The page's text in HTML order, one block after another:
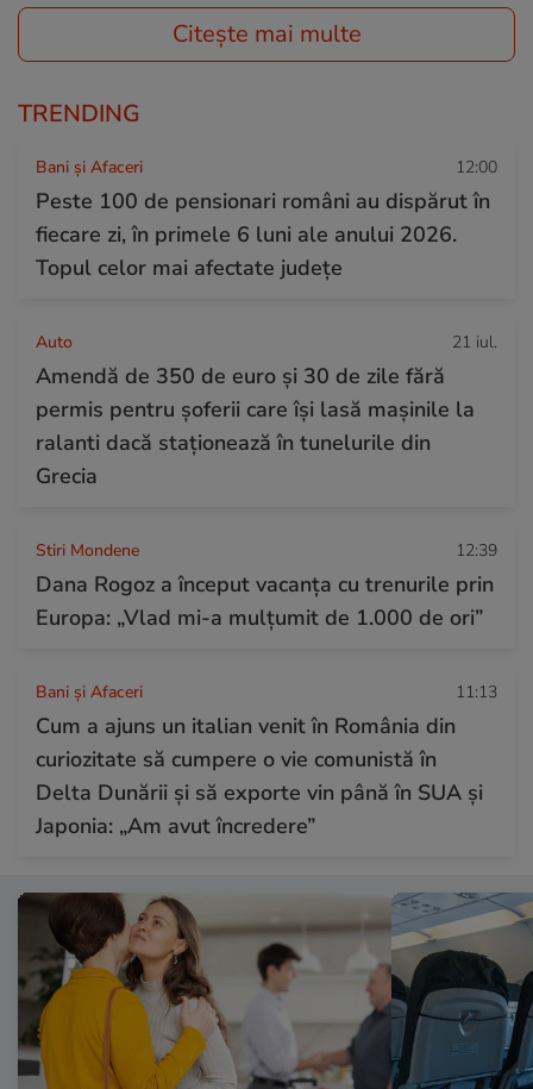
Citește mai multe
TRENDING
Bani și Afaceri 12:00
Peste 100 de pensionari români au dispărut în
fiecare zi, în primele 6 luni ale anului 2026.
Topul celor mai afectate județe
Auto 21 iul.
Amendă de 350 de euro și 30 de zile fără
permis pentru șoferii care își lasă mașinile la
ralanti dacă staționează în tunelurile din
Grecia
Stiri Mondene 12:39
Dana Rogoz a început vacanța cu trenurile prin
Europa: „Vlad mi-a mulțumit de 1.000 de ori”
Bani și Afaceri 11:13
Cum a ajuns un italian venit în România din
curiozitate să cumpere o vie comunistă în
Delta Dunării și să exporte vin până în SUA și
Japonia: „Am avut încredere”